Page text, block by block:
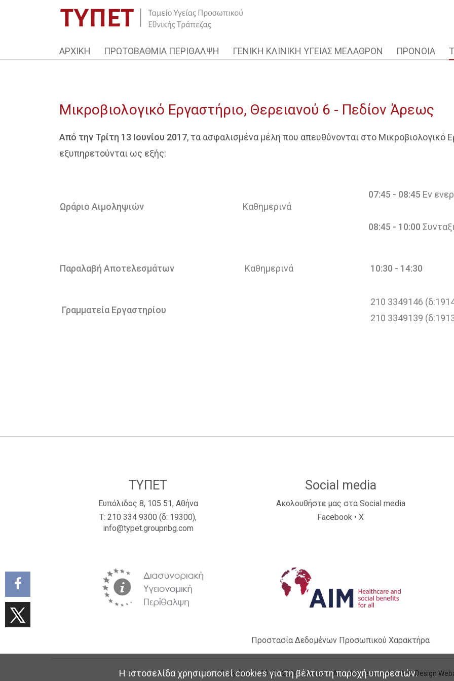
ΑΡΧΙΚΗ ΠΡΩΤΟΒΑΘΜΙΑ ΠΕΡΙΘΑΛΨΗ ΓΕΝΙΚΗ ΚΛΙΝΙΚΗ ΥΓΕΙΑΣ ΜΕΛΑΘΡΟΝ ΠΡΟΝΟΙΑ
Μικροβιολογικό Εργαστήριο, Θερειανού 6 - Πεδίον Άρεως
Από την Τρίτη 13 Ιουνίου 2017, τα ασφαλισμένα μέλη που απευθύνονται στο Μικροβιολογικό
εξυπηρετούνται ως εξής:
Ωράριο Αιμοληψιών Καθημερινά
07:45 - 08:45 Εν
08:45 - 10:00
Παραλαβή Αποτελεσμάτων Καθημερινά 10:30 - 14:30
Γραμματεία Εργαστηρίου
210 3349146
210 3349139
ΤΥΠΕΤ
Ευπόλιδος 8, 105 51, Αθήνα
Τ: 210 334 9300 (δ: 19300),
info@typet.groupnbg.com
Social media
Ακολουθήστε μας στα Social media
Facebook • X
Προστασία Δεδομένων Προσωπικού Χαρακτήρα
Copyright © 2019 - 2026 typet.gr • All rights reserved •Web Design
Η ιστοσελίδα χρησιμοποιεί cookies για τη βέλτιστη παροχή υπηρεσιών.